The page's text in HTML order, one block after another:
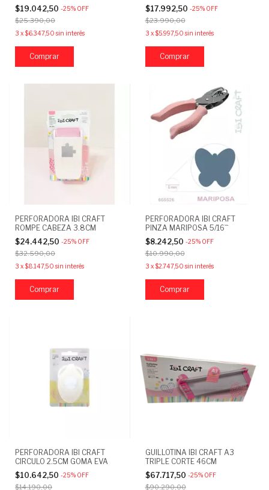
$19.042,50 -25% OFF
$25.390,00
3 x$6.347,50 sin interés
$17.992,50 -25% OFF
$23.990,00
3 x$5.997,50 sin interés
PERFORADORA IBI CRAFT
ROMPE CABEZA 3.8CM
$24.442,50 -25% OFF
$32.590,00
3 x$8.147,50 sin interés
PERFORADORA IBI CRAFT
PINZA MARIPOSA 5/16``
$8.242,50 -25% OFF
$10.990,00
3 x$2.747,50 sin interés
PERFORADORA IBI CRAFT
CIRCULO 2.5CM GOMA EVA
$10.642,50 -25% OFF
$14.190,00
GUILLOTINA IBI CRAFT A3
TRIPLE CORTE 46CM
$67.717,50 -25% OFF
$90.290,00